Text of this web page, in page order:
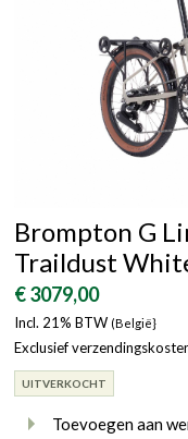
Brompton G
Traildust
€ 3079,00
Incl. 21% BTW (België}
Exclusief
UITVERKOCHT
Toevoegen aan